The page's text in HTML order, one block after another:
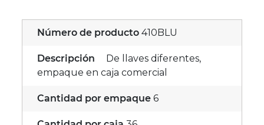
Número de producto 410BLU
Descripción
De llaves diferentes,
empaque en caja comercial
Cantidad por empaque 6